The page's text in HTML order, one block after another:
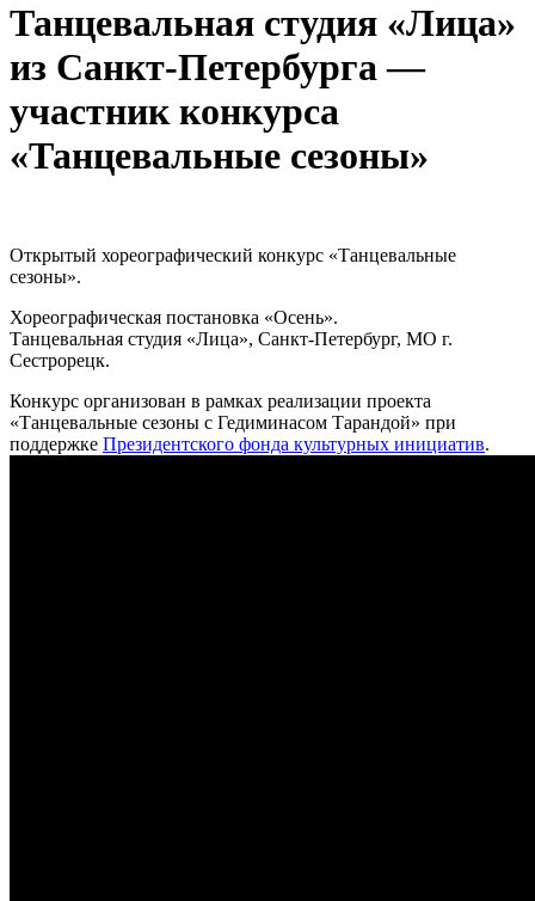
Танцевальная студия «Лица»
из Санкт-Петербурга —
участник конкурса
«Танцевальные сезоны»
Открытый хореографический конкурс «Танцевальные
сезоны».
Хореографическая постановка «Осень».
Танцевальная студия «Лица», Санкт-Петербург, МО г.
Сестрорецк.
Конкурс организован в рамках реализации проекта
«Танцевальные сезоны с Гедиминасом Тарандой» при
поддержке Президентского фонда культурных инициатив.